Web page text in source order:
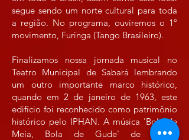
segue sendo um norte cultural para toda
a região. No programa, ouviremos o 1º
movimento, Furinga (Tango Brasileiro).
Finalizamos nossa jornada musical no
Teatro Municipal de Sabará lembrando
um outro importante marco histórico,
quando em 2 de janeiro de 1963, este
edifício foi reconhecido como patrimônio
histórico pelo IPHAN. A música 'Bola de
Meia, Bola de Gude' de Milton